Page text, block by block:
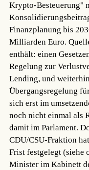
Krypto-Besteuerung"
Finanzplanung bis
Milliarden Euro.
enthält: einen
Regelung zur
Lending, und
Übergangsregelung
sich erst im
noch nicht einmal als
damit im Parlament.
CDU/CSU-Fraktion
Frist festgelegt (siehe
Minister im Kabinett